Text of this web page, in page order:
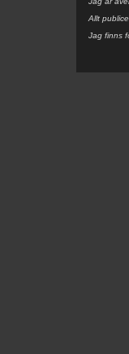
Allt
Jag finns